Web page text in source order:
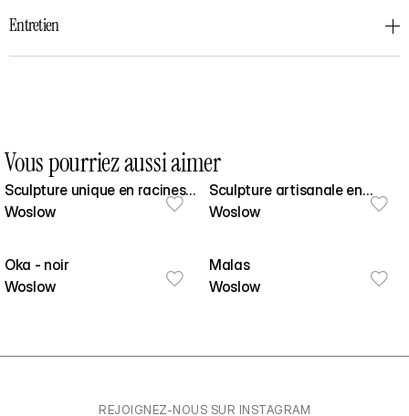
Entretien
Vous pourriez aussi aimer
Sculpture unique en racines
de Ficus de Bali - 182cm
Woslow
Sculpture artisanale en
Racines de Ficus - 220cm
Woslow
Oka - noir
Woslow
Malas
Woslow
REJOIGNEZ-NOUS SUR INSTAGRAM